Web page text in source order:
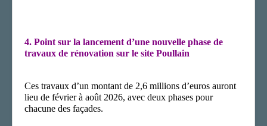
4. Point sur la lancement d’une nouvelle phase de
travaux de rénovation sur le site Poullain
Ces travaux d’un montant de 2,6 millions d’euros auront
lieu de février à août 2026, avec deux phases pour
chacune des façades.